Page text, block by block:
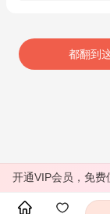
都翻到
开通VIP会员，免费